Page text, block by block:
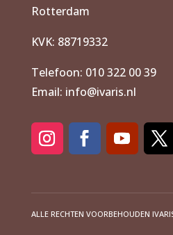
Rotterdam
KVK: 88719332
Telefoon: 010 322 00 39
Email: info@ivaris.nl
ALLE RECHTEN VOORBEHOUDEN